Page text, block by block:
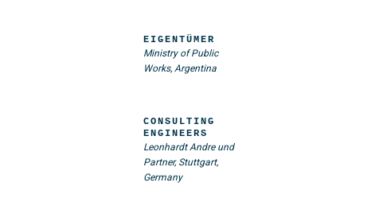
EIGENTÜMER
Ministry of Public
Works, Argentina
CONSULTING
ENGINEERS
Leonhardt Andre und
Partner, Stuttgart,
Germany